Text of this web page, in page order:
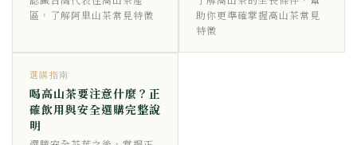
區，了解阿里山茶常見特徵
助你更準確掌握高山茶常見
特徵
選購指南
喝高山茶要注意什麼？正
確飲用與安全選購完整說
明